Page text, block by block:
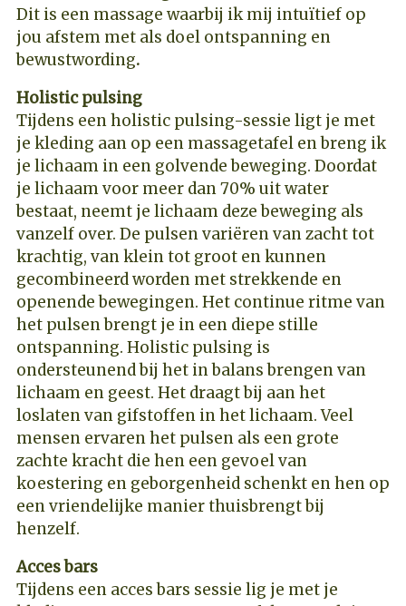
Dit is een massage waarbij ik mij intuïtief op
jou afstem met als doel ontspanning en
bewustwording.
Holistic pulsing
Tijdens een holistic pulsing-sessie ligt je met
je kleding aan op een massagetafel en breng ik
je lichaam in een golvende beweging. Doordat
je lichaam voor meer dan 70% uit water
bestaat, neemt je lichaam deze beweging als
vanzelf over. De pulsen variëren van zacht tot
krachtig, van klein tot groot en kunnen
gecombineerd worden met strekkende en
openende bewegingen. Het continue ritme van
het pulsen brengt je in een diepe stille
ontspanning. Holistic pulsing is
ondersteunend bij het in balans brengen van
lichaam en geest. Het draagt bij aan het
loslaten van gifstoffen in het lichaam. Veel
mensen ervaren het pulsen als een grote
zachte kracht die hen een gevoel van
koestering en geborgenheid schenkt en hen op
een vriendelijke manier thuisbrengt bij
henzelf.
Acces bars
Tijdens een acces bars sessie lig je met je